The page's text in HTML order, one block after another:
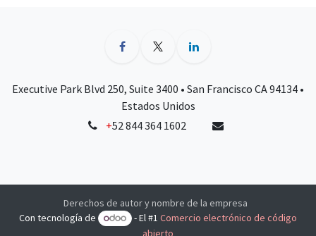
Executive Park Blvd 250, Suite 3400 • San Francisco CA 94134 •
Estados Unidos
+52 844 364 1602
Derechos de autor y nombre de la empresa
Con tecnología de
- El #1Comercio electrónico de código
abierto